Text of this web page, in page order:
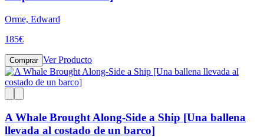
Orme, Edward
185€
Comprar Ver Producto
A Whale Brought Along-Side a Ship [Una ballena
llevada al costado de un barco]